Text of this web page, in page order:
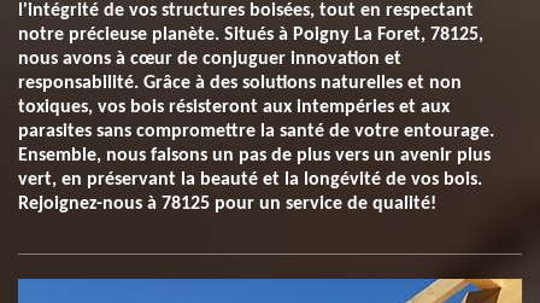
l'intégrité de vos structures boisées, tout en respectant
notre précieuse planète. Situés à Poigny La Foret, 78125,
nous avons à cœur de conjuguer innovation et
responsabilité. Grâce à des solutions naturelles et non
toxiques, vos bois résisteront aux intempéries et aux
parasites sans compromettre la santé de votre entourage.
Ensemble, nous faisons un pas de plus vers un avenir plus
vert, en préservant la beauté et la longévité de vos bois.
Rejoignez-nous à 78125 pour un service de qualité!